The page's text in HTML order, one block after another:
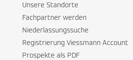
Unsere Standorte
Fachpartner werden
Niederlassungssuche
Registrierung Viessmann Account
Prospekte als PDF